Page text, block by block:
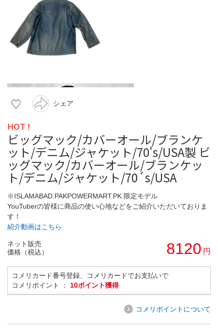
シェア
HOT !
ビッグマック/カバーオール/ブランケ
ット/デニム/ジャケット/70's/USA製 ビ
ッグマック/カバーオール/ブランケッ
ト/デニム/ジャケット/70´s/USA
※ISLAMABAD.PAKPOWERMART.PK 限定モデル
YouTuberの皆様に商品の使い心地などをご紹介いただいておりま
す！
紹介動画はこちら
ネット販売
価格（税込）
8120 円
コメリカード番号登録、コメリカードでお支払いで
コメリポイント ： 10ポイント獲得
コメリポイントについて